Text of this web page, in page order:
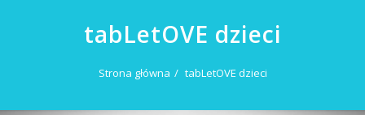
tabLetOVE dzieci
Strona główna tabLetOVE dzieci